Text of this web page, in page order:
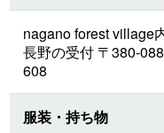
nagano forest village
長野の受付 〒380-
608
服装・持ち物